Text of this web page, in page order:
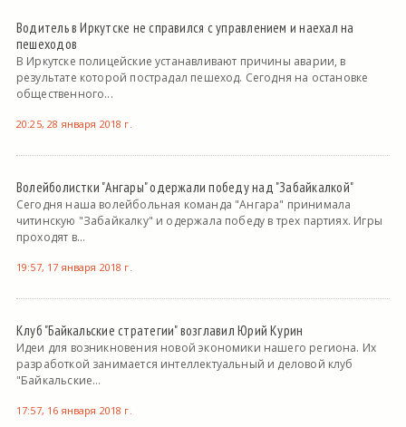
Водитель в Иркутске не справился с управлением и наехал на
пешеходов
В Иркутске полицейские устанавливают причины аварии, в
результате которой пострадал пешеход. Сегодня на остановке
общественного...
20:25, 28 января 2018 г.
Волейболистки "Ангары" одержали победу над "Забайкалкой"
Сегодня наша волейбольная команда "Ангара" принимала
читинскую "Забайкалку" и одержала победу в трех партиях. Игры
проходят в...
19:57, 17 января 2018 г.
Клуб "Байкальские стратегии" возглавил Юрий Курин
Идеи для возникновения новой экономики нашего региона. Их
разработкой занимается интеллектуальный и деловой клуб
"Байкальские...
17:57, 16 января 2018 г.